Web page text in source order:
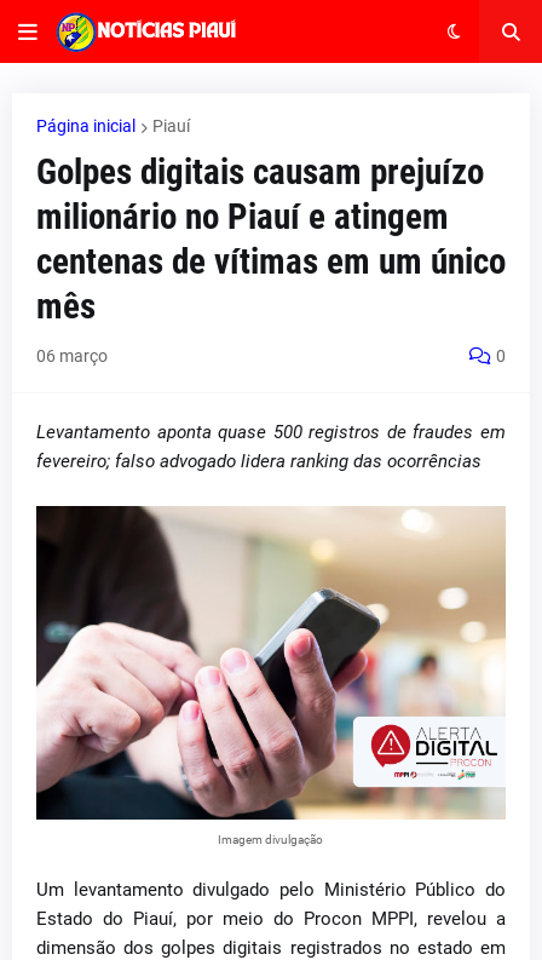
Página inicial Piauí
Golpes digitais causam prejuízo
milionário no Piauí e atingem
centenas de vítimas em um único
mês
06 março 0
Levantamento aponta quase 500 registros de fraudes em
fevereiro; falso advogado lidera ranking das ocorrências
Imagem divulgação
Um levantamento divulgado pelo Ministério Público do
Estado do Piauí, por meio do Procon MPPI, revelou a
dimensão dos golpes digitais registrados no estado em